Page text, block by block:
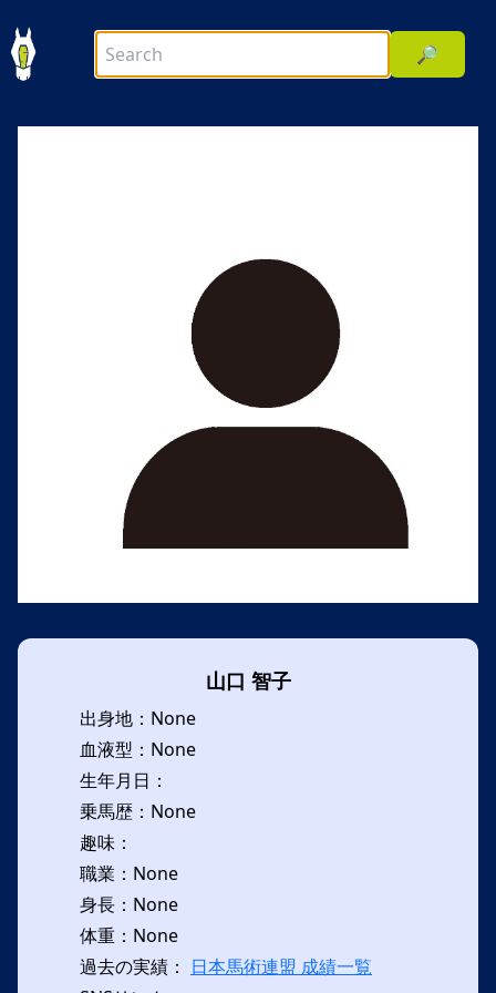
🔎
山口 智子
出身地：None
血液型：None
生年月日：
乗馬歴：None
趣味：
職業：None
身長：None
体重：None
過去の実績： 日本馬術連盟 成績一覧